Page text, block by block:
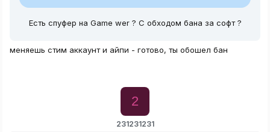
Есть спуфер на Game wer ? C обходом бана за софт ?
меняешь стим аккаунт и айпи - готово, ты обошел бан
231231231
2